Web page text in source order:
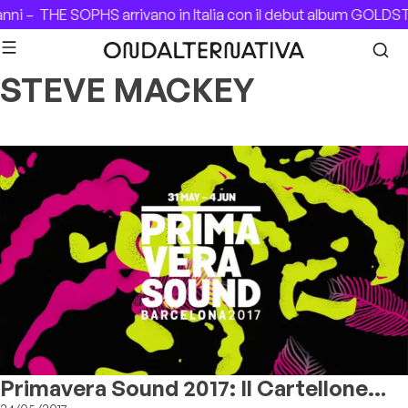
Skip to content
– THE SOPHS arrivano in Italia con il debut album
STEVE MACKEY
Primavera Sound 2017: Il Cartellone